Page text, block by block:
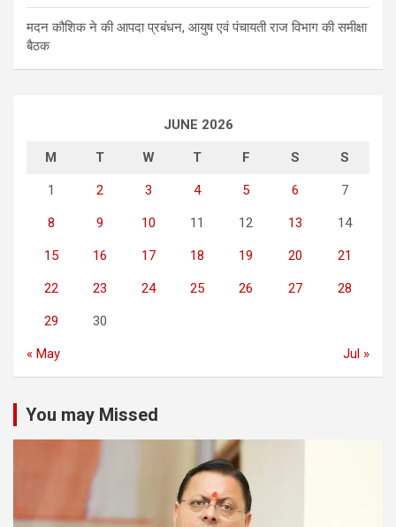
मदन कौशिक ने की आपदा प्रबंधन, आयुष एवं पंचायती राज विभाग की समीक्षा
बैठक
JUNE 2026
M T W T F S S
1 2 3 4 5 6 7
8 9 10 11 12 13 14
15 16 17 18 19 20 21
22 23 24 25 26 27 28
29 30
« May Jul »
You may Missed